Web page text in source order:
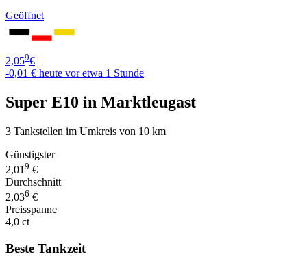
Geöffnet
2,059€
-0,01 € heute vor etwa 1 Stunde
Super E10 in Marktleugast
3 Tankstellen im Umkreis von 10 km
Günstigster
2,01 9 €
Durchschnitt
2,036 €
Preisspanne
4,0 ct
Beste Tankzeit